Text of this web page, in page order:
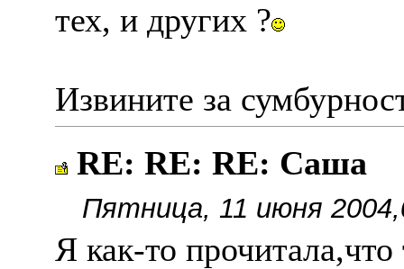
тех, и других ?
Извините за
RE: RE: RE: Саша
Пятница, 11 июня
Я как-то